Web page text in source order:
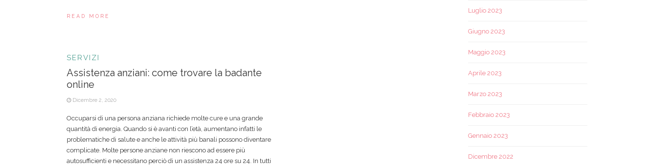
READ MORE
SERVIZI
Assistenza anziani: come trovare la badante
online
Dicembre 2, 2020
Occuparsi di una persona anziana richiede molte cure e una grande
quantità di energia. Quando si è avanti con l’età, aumentano infatti le
problematiche di salute e anche le attività più banali possono diventare
complicate. Molte persone anziane non riescono ad essere più
autosufficienti e necessitano perciò di un assistenza 24 ore su 24. In tutti
Luglio 2023
Giugno 2023
Maggio 2023
Aprile 2023
Marzo 2023
Febbraio 2023
Gennaio 2023
Dicembre 2022